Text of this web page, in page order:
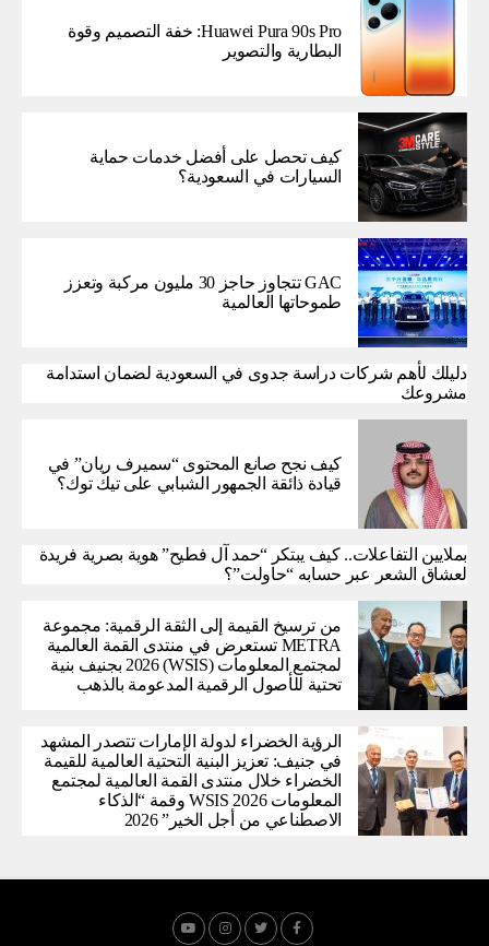
Huawei Pura 90s Pro: خفة التصميم وقوة
البطارية والتصوير
كيف تحصل على أفضل خدمات حماية
السيارات في السعودية؟
GAC تتجاوز حاجز 30 مليون مركبة وتعزز
طموحاتها العالمية
دليلك لأهم شركات دراسة جدوى في السعودية لضمان استدامة
مشروعك
كيف نجح صانع المحتوى “سميرف ريان” في
قيادة ذائقة الجمهور الشبابي على تيك توك؟
بملايين التفاعلات.. كيف يبتكر “حمد آل فطيح” هوية بصرية فريدة
لعشاق الشعر عبر حسابه “حاولت”؟
من ترسيخ القيمة إلى الثقة الرقمية: مجموعة
METRA تستعرض في منتدى القمة العالمية
لمجتمع المعلومات (WSIS) 2026 بجنيف بنية
تحتية للأصول الرقمية المدعومة بالذهب
الرؤية الخضراء لدولة الإمارات تتصدر المشهد
في جنيف: تعزيز البنية التحتية العالمية للقيمة
الخضراء خلال منتدى القمة العالمية لمجتمع
المعلومات WSIS 2026 وقمة “الذكاء
الاصطناعي من أجل الخير” 2026